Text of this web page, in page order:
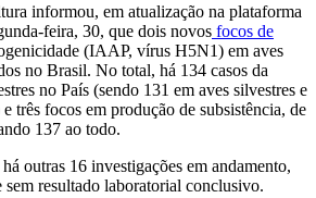
informou, em atualização na plataforma
feira, 30, que dois novos focos de
(IAAP, vírus H5N1) em aves
no Brasil. No total, há 134 casos da
no País (sendo 131 em aves silvestres e
três focos em produção de subsistência, de
137 ao todo.
outras 16 investigações em andamento,
sem resultado laboratorial conclusivo.